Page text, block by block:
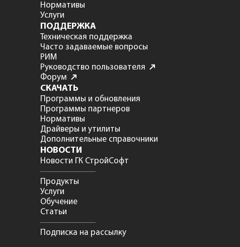
Нормативы
Услуги
ПОДДЕРЖКА
Техническая поддержка
Часто задаваемые вопросы
РИМ
Руководство пользователя
Форум
СКАЧАТЬ
Программы и обновления
Программы партнеров
Нормативы
Драйверы и утилиты
Дополнительные справочники
НОВОСТИ
Новости ГК СтройСофт
Продукты
Услуги
Обучение
Статьи
Подписка на рассылку